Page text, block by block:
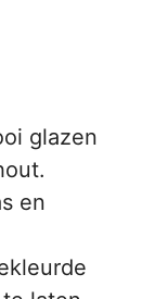
glazen
en